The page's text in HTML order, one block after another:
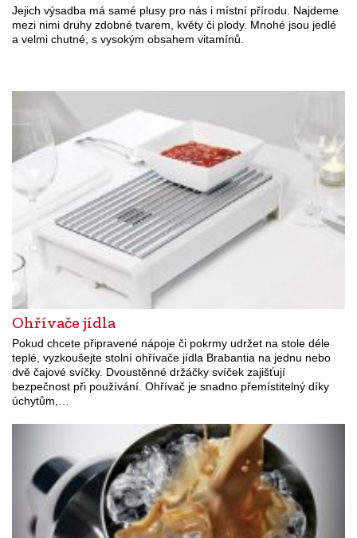
Jejich výsadba má samé plusy pro nás i místní přírodu. Najdeme
mezi nimi druhy zdobné tvarem, květy či plody. Mnohé jsou jedlé
a velmi chutné, s vysokým obsahem vitamínů.
Ohřívače jídla
Pokud chcete připravené nápoje či pokrmy udržet na stole déle
teplé, vyzkoušejte stolní ohřívače jídla Brabantia na jednu nebo
dvě čajové svíčky. Dvoustěnné držáčky svíček zajišťují
bezpečnost při používání. Ohřívač je snadno přemístitelný díky
úchytům,…